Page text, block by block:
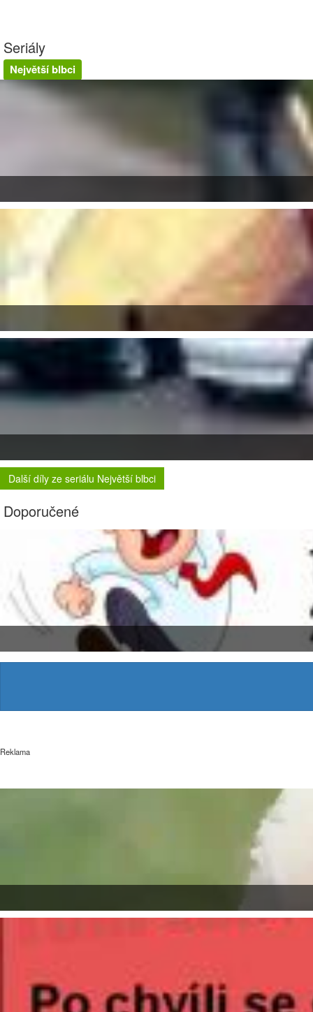
Seriály
Největší blbci
Další díly ze seriálu Největší blbci
Doporučené
Reklama